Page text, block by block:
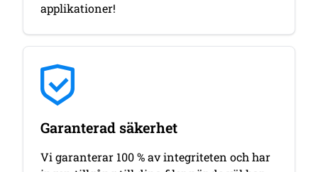
applikationer!
Garanterad säkerhet
Vi garanterar 100 % av integriteten och har